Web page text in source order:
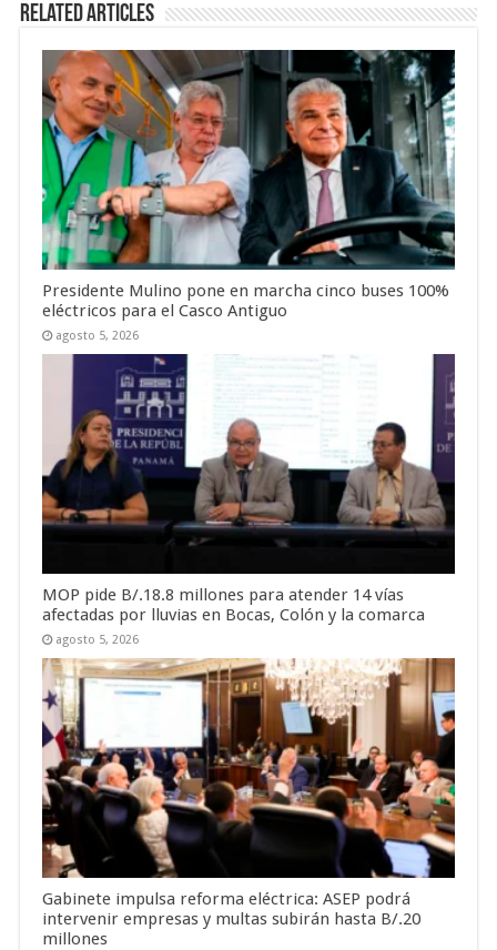
Related Articles
Presidente Mulino pone en marcha cinco buses 100%
eléctricos para el Casco Antiguo
agosto 5, 2026
MOP pide B/.18.8 millones para atender 14 vías
afectadas por lluvias en Bocas, Colón y la comarca
agosto 5, 2026
Gabinete impulsa reforma eléctrica: ASEP podrá
intervenir empresas y multas subirán hasta B/.20
millones